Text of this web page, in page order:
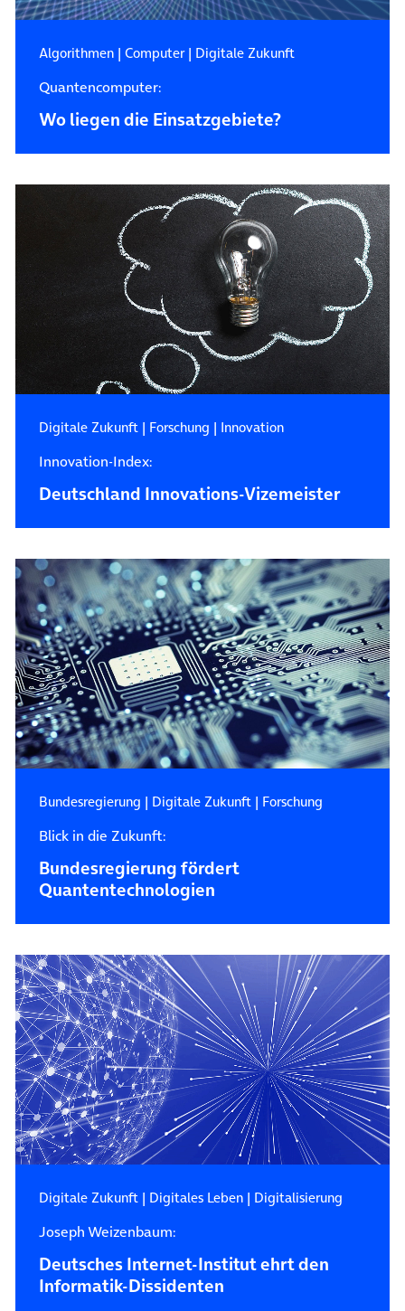
Algorithmen| Computer| Digitale Zukunft
Quantencomputer:
Wo liegen die Einsatzgebiete?
Digitale Zukunft| Forschung | Innovation
Innovation-Index:
Deutschland Innovations-Vizemeister
Bundesregierung | Digitale Zukunft| Forschung
Blick in die Zukunft:
Bundesregierung fördert
Quantentechnologien
Digitale Zukunft| Digitales Leben| Digitalisierung
Joseph Weizenbaum:
Deutsches Internet-Institut ehrt den
Informatik-Dissidenten